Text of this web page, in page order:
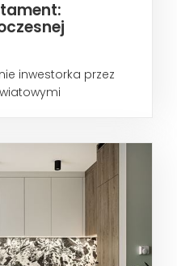
inwestorka przez